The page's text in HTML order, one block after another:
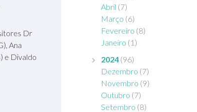
Dr
Ana
e Divaldo
Abril (7)
Março (6)
Fevereiro (8)
Janeiro (1)
2024 (96)
Dezembro (7)
Novembro (9)
Outubro (7)
Setembro (8)